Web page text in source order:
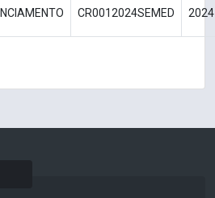
CR0012024SEMED 2024